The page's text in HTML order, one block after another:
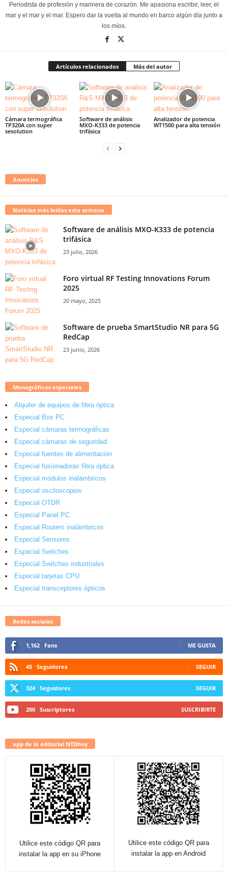
Periodista de profesión y marinera de corazón. Me apasiona escribir, leer, el
mar y el mar y el mar. Espero dar la vuelta al mundo en barco algún día junto a
los míos.
Artículos relacionados Más del autor
Cámara termográfica
TP320A con super
sesolution
Software de análisis
MXO-K333 de potencia
trifásica
Analizador de potencia
WT1500 para alta tensión
Anuncios
Noticias más leídas esta semana
Software de análisis MXO-K333 de potencia
trifásica
23 julio, 2026
Foro virtual RF Testing Innovations Forum
2025
20 mayo, 2025
Software de prueba SmartStudio NR para 5G
RedCap
23 junio, 2026
Monográficos especiales
Alquiler de equipos de fibra óptica
Especial Box PC
Especial cámaras termográficas
Especial cámaras de seguridad
Especial fuentes de alimentación
Especial fusionadoras fibra óptica
Especial módulos inalámbricos
Especial osciloscopios
Especial OTDR
Especial Panel PC
Especial Routers inalámbricos
Especial Sensores
Especial Switches
Especial Switches industriales
Especial tarjetas CPU
Especial transceptores ópticos
Redes sociales
1,162 Fans ME GUSTA
45 Seguidores SEGUIR
324 Seguidores SEGUIR
200 Suscriptores SUSCRIBIRTE
app de la editorial NTDhoy
Utilice este código QR para
instalar la app en su iPhone
Utilice este código QR para
instalar la app en Android